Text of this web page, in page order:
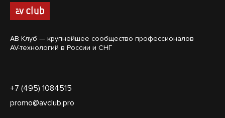
АВ Клуб — крупнейшее сообщество профессионалов
AV-технологий в России и СНГ
+7 (495) 1084515
promo@avclub.pro